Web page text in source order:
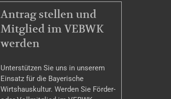
MITGLIEDSCHAFT
Antrag stellen und
Mitglied im VEBWK
werden
Unterstützen Sie uns in unserem
Einsatz für die Bayerische
Wirtshauskultur. Werden Sie Förder-